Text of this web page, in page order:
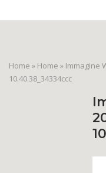
to
Home » Home » Immagine
10.40.38_34334ccc